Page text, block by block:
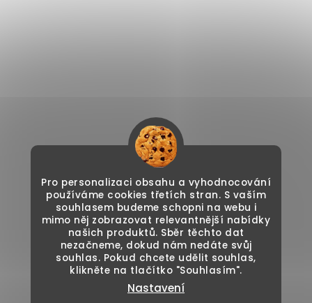
Pro personalizaci obsahu a vyhodnocování
používáme cookies třetích stran. S vaším
souhlasem budeme schopni na webu i
mimo něj zobrazovat relevantnější nabídky
našich produktů. Sběr těchto dat
nezačneme, dokud nám nedáte svůj
souhlas. Pokud chcete udělit souhlas,
klikněte na tlačítko "Souhlasím".
Nastavení